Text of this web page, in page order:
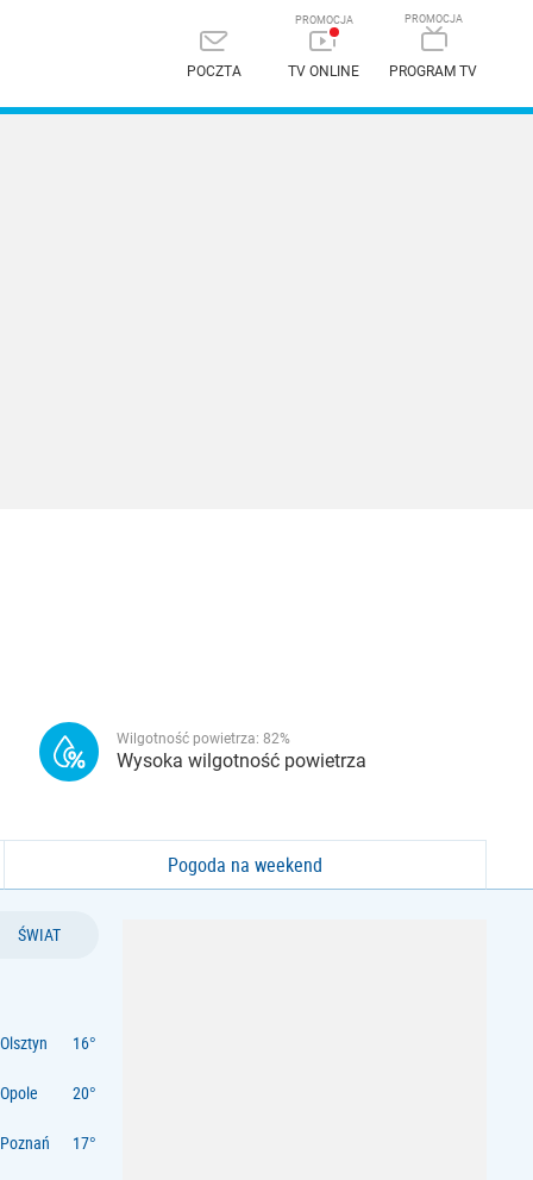
POCZTA TV ONLINE PROGRAM TV
Wilgotność powietrza: 82%
Wysoka wilgotność powietrza
Pogoda na weekend
ŚWIAT